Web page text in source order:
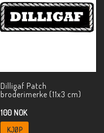
Dilligaf Patch
broderimerke (11x3 cm)
100 NOK
KJØP